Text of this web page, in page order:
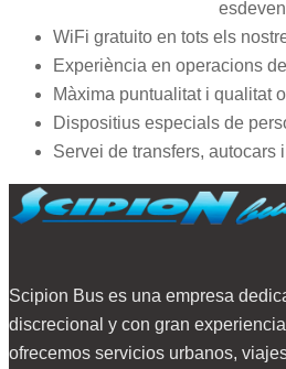
WiFi gratuito en tots els
Experiència en operacions
Màxima puntualitat i qualitat
Dispositius especials de
Servei de transfers, autocars
Scipion Bus es una empresa
discrecional y con gran
ofrecemos servicios urbanos,